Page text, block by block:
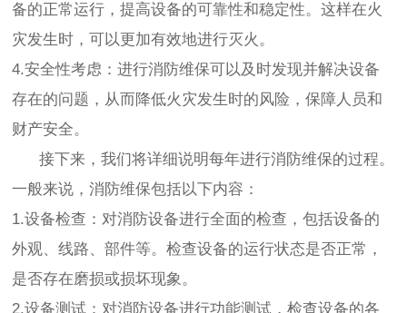
备的正常运行，提高设备的可靠性和稳定性。这样在火
灾发生时，可以更加有效地进行灭火。
4.安全性考虑：进行消防维保可以及时发现并解决设备
存在的问题，从而降低火灾发生时的风险，保障人员和
财产安全。
接下来，我们将详细说明每年进行消防维保的过程。
一般来说，消防维保包括以下内容：
1.设备检查：对消防设备进行全面的检查，包括设备的
外观、线路、部件等。检查设备的运行状态是否正常，
是否存在磨损或损坏现象。
2.设备测试：对消防设备进行功能测试，检查设备的各